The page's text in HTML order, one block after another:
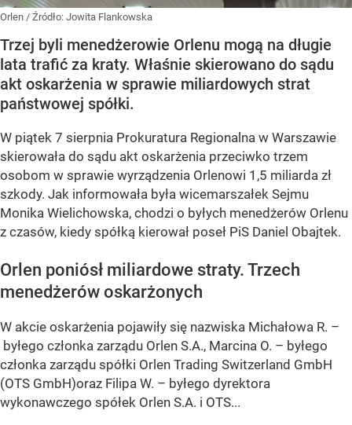
Orlen / Źródło: Jowita Flankowska
Trzej byli menedżerowie Orlenu mogą na długie
lata trafić za kraty. Właśnie skierowano do sądu
akt oskarżenia w sprawie miliardowych strat
państwowej spółki.
W piątek 7 sierpnia Prokuratura Regionalna w Warszawie
skierowała do sądu akt oskarżenia przeciwko trzem
osobom w sprawie wyrządzenia Orlenowi 1,5 miliarda zł
szkody. Jak informowała była wicemarszałek Sejmu
Monika Wielichowska, chodzi o byłych menedżerów Orlenu
z czasów, kiedy spółką kierował poseł PiS Daniel Obajtek.
Orlen poniósł miliardowe straty. Trzech
menedżerów oskarżonych
W akcie oskarżenia pojawiły się nazwiska Michałowa R. –
byłego członka zarządu Orlen S.A., Marcina O. – byłego
członka zarządu spółki Orlen Trading Switzerland GmbH
(OTS GmbH)oraz Filipa W. – byłego dyrektora
wykonawczego spółek Orlen S.A. i OTS...